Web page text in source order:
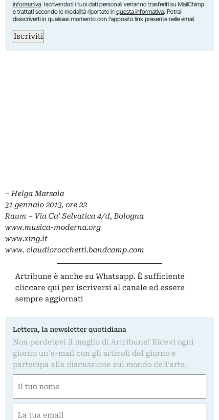
informativa. Iscrivendoti i tuoi dati personali verranno trasferiti su MailChimp
e trattati secondo le modalità riportate in questa informativa. Potrai
disiscriverti in qualsiasi momento con l'apposito link presente nelle email.
Iscriviti
– Helga Marsala
31 gennaio 2013, ore 22
Raum – Via Ca’ Selvatica 4/d, Bologna
www.musica-moderna.org
www.xing.it
www. claudiorocchetti.bandcamp.com
Artribune è anche su Whatsapp. È sufficiente
cliccare qui per iscriversi al canale ed essere
sempre aggiornati
Lettera, la newsletter quotidiana
Non perdetevi il meglio di Artribune! Ricevi ogni
giorno un'e-mail con gli articoli del giorno e
partecipa alla discussione sul mondo dell'arte.
(Required)
First